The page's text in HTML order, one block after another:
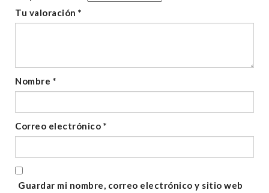
Tu valoración *
Nombre *
Correo electrónico *
Guardar mi nombre, correo electrónico y sitio web